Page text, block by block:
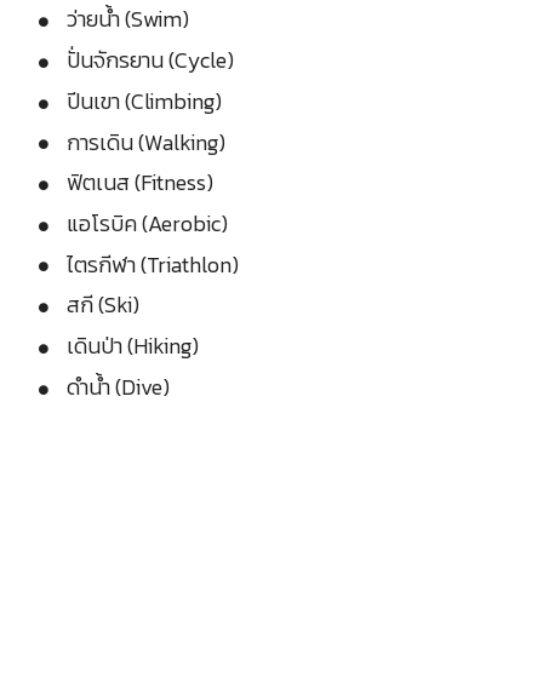
ว่ายน้ำ (Swim)
ปั่นจักรยาน (Cycle)
ปีนเขา (Climbing)
การเดิน (Walking)
ฟิตเนส (Fitness)
แอโรบิค (Aerobic)
ไตรกีฬา (Triathlon)
สกี (Ski)
เดินป่า (Hiking)
ดำน้ำ (Dive)